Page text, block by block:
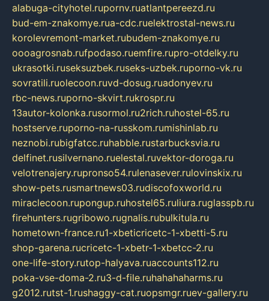
alabuga-cityhotel.rupornv.ruatlantpereezd.ru
bud-em-znakomye.rua-cdc.ruelektrostal-news.ru
korolevremont-market.rubudem-znakomye.ru
oooagrosnab.rufpodaso.ruemfire.rupro-otdelky.ru
ukrasotki.ruseksuzbek.ruseks-uzbek.ruporno-vk.ru
sovratili.ruolecoon.ruvd-dosug.ruadonyev.ru
rbc-news.ruporno-skvirt.rukrospr.ru
13autor-kolonka.rusormol.ru2rich.ruhostel-65.ru
hostserve.ruporno-na-russkom.rumishinlab.ru
neznobi.rubigfatcc.ruhabble.rustarbucksvia.ru
delfinet.rusilvernano.ruelestal.ruvektor-doroga.ru
velotrenajery.rupronso54.rulenasever.rulovinskix.ru
show-pets.rusmartnews03.rudiscofoxworld.ru
miraclecoon.rupongup.ruhostel65.ruliura.ruglasspb.ru
firehunters.rugribowo.rugnalis.rubulkitula.ru
hometown-france.ru1-xbeticricetc-1-xbetti-5.ru
shop-garena.rucricetc-1-xbetr-1-xbetcc-2.ru
one-life-story.rutop-halyava.ruaccounts112.ru
poka-vse-doma-2.ru3-d-file.ruhahahaharms.ru
g2012.rutst-1.rushaggy-cat.ruopsmgr.ruev-gallery.ru